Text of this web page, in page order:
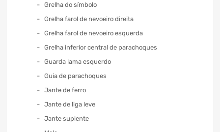
Grelha do símbolo
Grelha farol de nevoeiro direita
Grelha farol de nevoeiro esquerda
Grelha inferior central de parachoques
Guarda lama esquerdo
Guia de parachoques
Jante de ferro
Jante de liga leve
Jante suplente